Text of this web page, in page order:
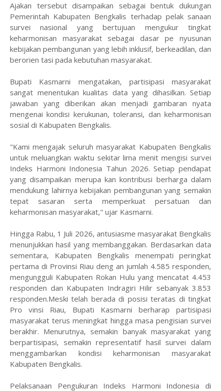
Ajakan tersebut disampaikan sebagai bentuk dukungan
Pemerintah Kabupaten Bengkalis terhadap pelak sanaan
survei nasional yang bertujuan mengukur tingkat
keharmonisan masyarakat sebagai dasar pe nyusunan
kebijakan pembangunan yang lebih inklusif, berkeadilan, dan
berorien tasi pada kebutuhan masyarakat.
Bupati Kasmarni mengatakan, partisipasi masyarakat
sangat menentukan kualitas data yang dihasilkan. Setiap
jawaban yang diberikan akan menjadi gambaran nyata
mengenai kondisi kerukunan, toleransi, dan keharmonisan
sosial di Kabupaten Bengkalis.
"Kami mengajak seluruh masyarakat Kabupaten Bengkalis
untuk meluangkan waktu sekitar lima menit mengisi survei
Indeks Harmoni Indonesia Tahun 2026. Setiap pendapat
yang disampaikan merupa kan kontribusi berharga dalam
mendukung lahirnya kebijakan pembangunan yang semakin
tepat sasaran serta memperkuat persatuan dan
keharmonisan masyarakat," ujar Kasmarni.
Hingga Rabu, 1 Juli 2026, antusiasme masyarakat Bengkalis
menunjukkan hasil yang membanggakan. Berdasarkan data
sementara, Kabupaten Bengkalis menempati peringkat
pertama di Provinsi Riau deng an jumlah 4.585 responden,
mengungguli Kabupaten Rokan Hulu yang mencatat 4.453
responden dan Kabupaten Indragiri Hilir sebanyak 3.853
responden.Meski telah berada di posisi teratas di tingkat
Pro vinsi Riau, Bupati Kasmarni berharap partisipasi
masyarakat terus meningkat hingga masa pengisian survei
berakhir. Menurutnya, semakin banyak masyarakat yang
berpartisipasi, semakin representatif hasil survei dalam
menggambarkan kondisi keharmonisan masyarakat
Kabupaten Bengkalis.
Pelaksanaan Pengukuran Indeks Harmoni Indonesia di